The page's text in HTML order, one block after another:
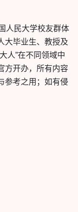
人民大学校友群体
大毕业生、教授及
人”在不同领域中
方开办，所有内容
参考之用；如有侵